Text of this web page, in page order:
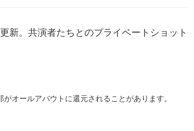
新。共演者たちとのプライベートショット
オールアバウトに還元されることがあります。